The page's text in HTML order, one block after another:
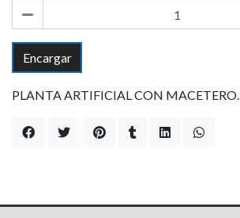
Encargar
PLANTA ARTIFICIAL CON MACETERO.